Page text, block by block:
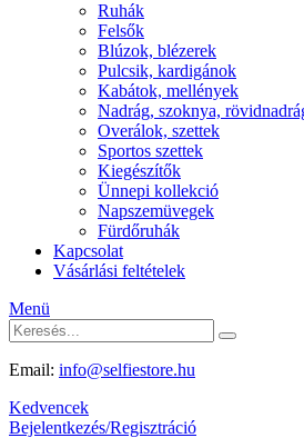
Ruhák
Felsők
Blúzok, blézerek
Pulcsik, kardigánok
Kabátok, mellények
Nadrág, szoknya,
Overálok, szettek
Sportos szettek
Kiegészítők
Ünnepi kollekció
Napszemüvegek
Fürdőruhák
Kapcsolat
Vásárlási feltételek
Menü
Email: info@selfiestore.hu
Kedvencek
Bejelentkezés/Regisztráció